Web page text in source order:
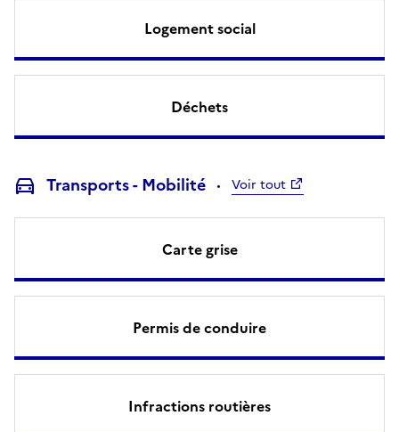
Logement social
Déchets
Transports - Mobilité Voir tout
Carte grise
Permis de conduire
Infractions routières